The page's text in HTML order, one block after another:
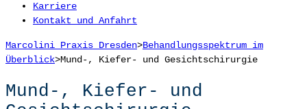
Karriere
Kontakt und Anfahrt
Marcolini Praxis Dresden>Behandlungsspektrum im
Überblick>Mund-, Kiefer- und Gesichtschirurgie
Mund-, Kiefer- und